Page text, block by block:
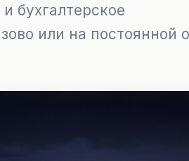
бухгалтерское
или на постоянной